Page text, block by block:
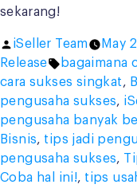
sekarang!
Posted
by
iSeller Team May
Release
Tags:
bagaimana
cara sukses singkat,
pengusaha sukses,
pengusaha banyak
Bisnis, tips jadi
pengusaha sukses,
Coba hal ini!, tips